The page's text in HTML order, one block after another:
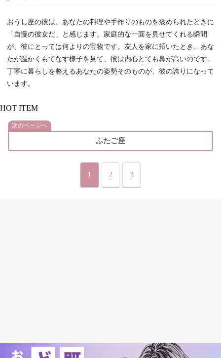
おうし座の彼は、あなたの料理や手作りのものを褒められたときに
「自慢の彼女だ」と感じます。家庭的な一面を見せてくれる瞬間
が、彼にとっては何よりの宝物です。友人を家に招いたとき、あな
たが温かくもてなす様子を見て、彼は内心とても鼻が高いのです。
丁寧に暮らしを整えるあなたの姿勢そのものが、彼の誇りになって
います。
HOT ITEM
次のページへ
ふたご座
1 2 3